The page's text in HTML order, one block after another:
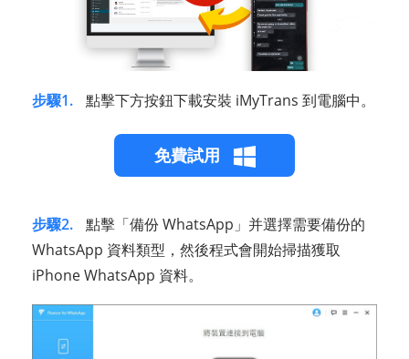
步驟1. 點擊下方按鈕下載安裝 iMyTrans 到電腦中。
免費試用
步驟2.
點擊「備份 WhatsApp」并選擇需要備份的
WhatsApp 資料類型，然後程式會開始掃描獲取
iPhone WhatsApp 資料。